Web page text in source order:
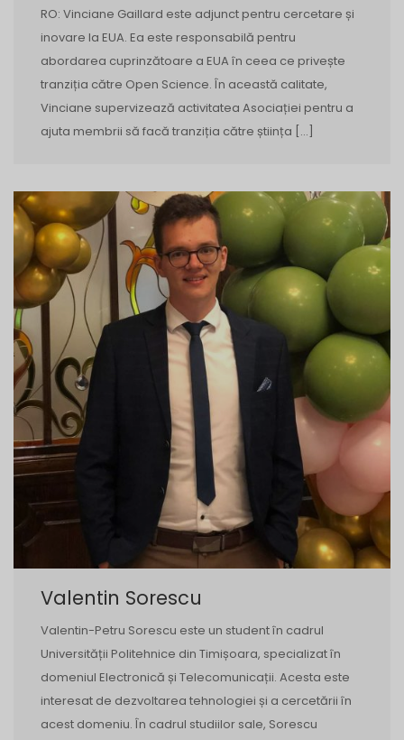
RO: Vinciane Gaillard este adjunct pentru cercetare și
inovare la EUA. Ea este responsabilă pentru
abordarea cuprinzătoare a EUA în ceea ce privește
tranziția către Open Science. În această calitate,
Vinciane supervizează activitatea Asociației pentru a
ajuta membrii să facă tranziția către știința […]
Valentin Sorescu
Valentin-Petru Sorescu este un student în cadrul
Universității Politehnice din Timișoara, specializat în
domeniul Electronică și Telecomunicații. Acesta este
interesat de dezvoltarea tehnologiei și a cercetării în
acest domeniu. În cadrul studiilor sale, Sorescu